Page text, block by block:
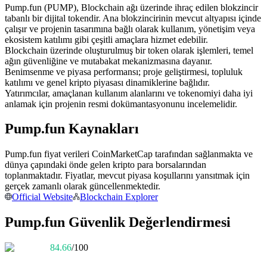
Kopya Ticaret
En iyi traderlarla güçlerinizi birleştirin
Kopya Tüccarı Olun
Kâr paylaşımı ve kopya ticaret komisyonlarının tadını çıkarın
Pump.fun (PUMP), Blockchain ağı üzerinde ihraç edilen blokzincir
tabanlı bir dijital tokendir. Ana blokzincirinin mevcut altyapısı içinde
çalışır ve projenin tasarımına bağlı olarak kullanım, yönetişim veya
ekosistem katılımı gibi çeşitli amaçlara hizmet edebilir.
Blockchain üzerinde oluşturulmuş bir token olarak işlemleri, temel
ağın güvenliğine ve mutabakat mekanizmasına dayanır.
Benimsenme ve piyasa performansı; proje geliştirmesi, topluluk
katılımı ve genel kripto piyasası dinamiklerine bağlıdır.
Yatırımcılar, amaçlanan kullanım alanlarını ve tokenomiyi daha iyi
anlamak için projenin resmi dokümantasyonunu incelemelidir.
Pump.fun Kaynakları
Pump.fun fiyat verileri CoinMarketCap tarafından sağlanmakta ve
dünya çapındaki önde gelen kripto para borsalarından
toplanmaktadır. Fiyatlar, mevcut piyasa koşullarını yansıtmak için
gerçek zamanlı olarak güncellenmektedir.
Official Website
Blockchain Explorer
Pump.fun Güvenlik Değerlendirmesi
84.66/100